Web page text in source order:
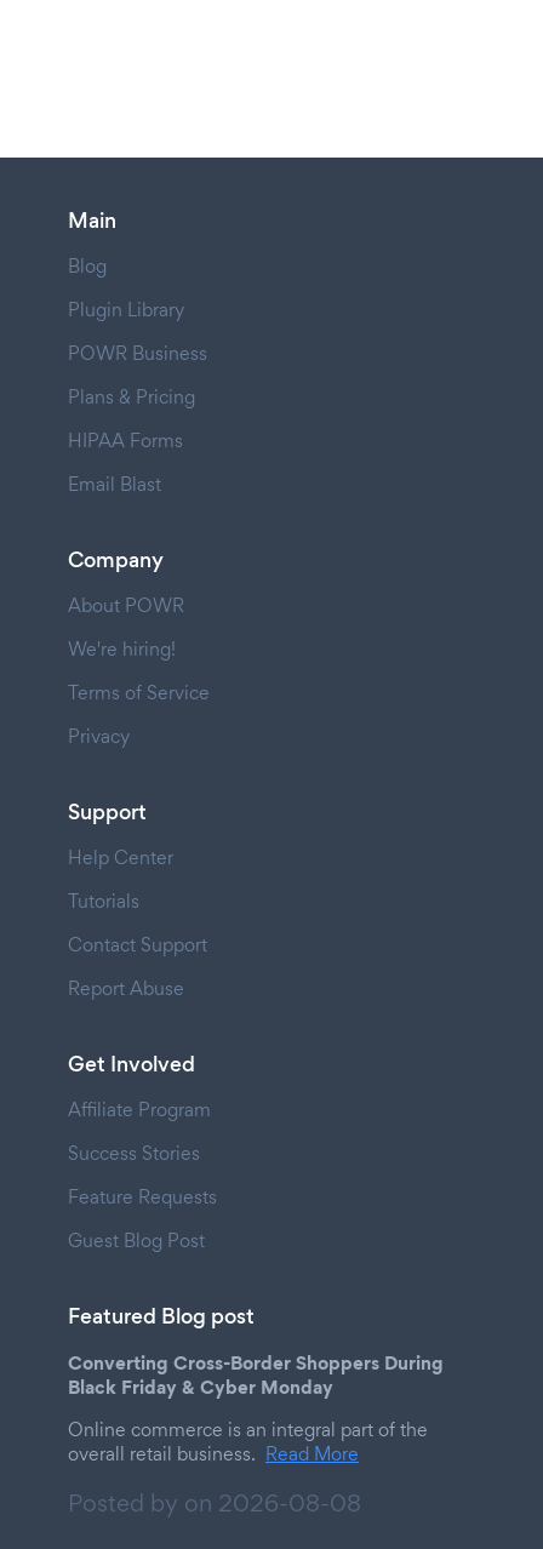
Main
Blog
Plugin Library
POWR Business
Plans & Pricing
HIPAA Forms
Email Blast
Company
About POWR
We're hiring!
Terms of Service
Privacy
Support
Help Center
Tutorials
Contact Support
Report Abuse
Get Involved
Affiliate Program
Success Stories
Feature Requests
Guest Blog Post
Featured Blog post
Converting Cross-Border Shoppers During
Black Friday & Cyber Monday
Online commerce is an integral part of the
overall retail business. Read More
Posted by on 2026-08-08